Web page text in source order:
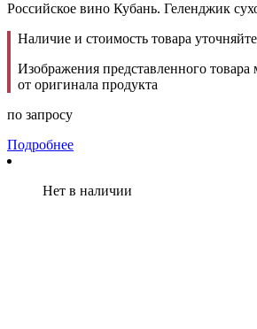
Российское вино Кубань. Геленджик
Наличие и стоимость товара
Изображения представленного товара
от оригинала продукта
по запросу
Подробнее
Нет в наличии